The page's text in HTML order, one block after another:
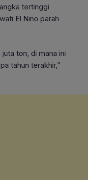
tertinggi
El Nino parah
ton, di mana ini
tahun terakhir,”